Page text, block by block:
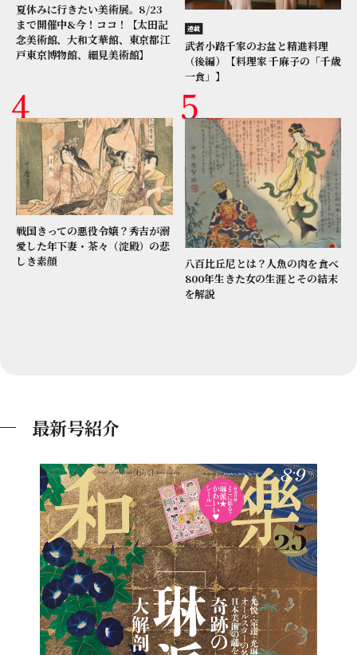
夏休みに行きたい美術展。8/23
まで開催中&今！ココ！【太田記
念美術館、大和文華館、東京都江
戸東京博物館、細見美術館】
連載
武者小路千家のお盆と精進料理
（後編）【料理家 千麻子の「千歳
一食」】
戦国きっての悪役令嬢？秀吉が溺
愛した年下妻・茶々（淀殿）の悲
しき素顔
八百比丘尼とは？人魚の肉を食べ
800年生きた女の生涯とその結末
を解説
最新号紹介